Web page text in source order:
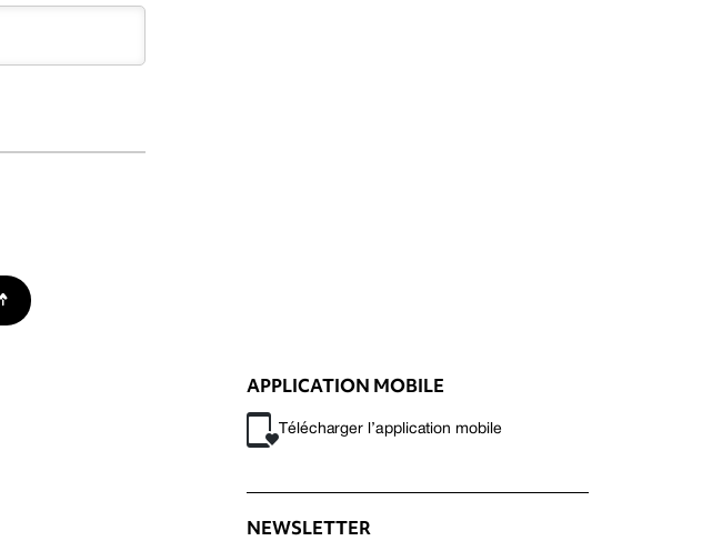
APPLICATION MOBILE
Télécharger l’application mobile
NEWSLETTER